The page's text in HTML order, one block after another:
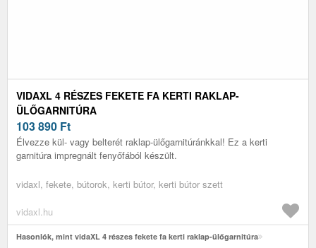
VIDAXL 4 RÉSZES FEKETE FA KERTI RAKLAP-
ÜLŐGARNITÚRA
103 890 Ft
Élvezze kül- vagy belterét raklap-ülőgarnitúránkkal! Ez a kerti
garnitúra impregnált fenyőfából készült.
vidaxl, fekete, bútorok, kerti bútor, kerti bútor szett
vidaxl.hu
Hasonlók, mint vidaXL 4 részes fekete fa kerti raklap-ülőgarnitúra